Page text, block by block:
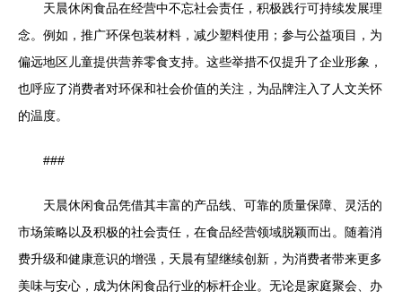
天晨休闲食品在经营中不忘社会责任，积极践行可持续发展理
念。例如，推广环保包装材料，减少塑料使用；参与公益项目，为
偏远地区儿童提供营养零食支持。这些举措不仅提升了企业形象，
也呼应了消费者对环保和社会价值的关注，为品牌注入了人文关怀
的温度。
###
天晨休闲食品凭借其丰富的产品线、可靠的质量保障、灵活的
市场策略以及积极的社会责任，在食品经营领域脱颖而出。随着消
费升级和健康意识的增强，天晨有望继续创新，为消费者带来更多
美味与安心，成为休闲食品行业的标杆企业。无论是家庭聚会、办